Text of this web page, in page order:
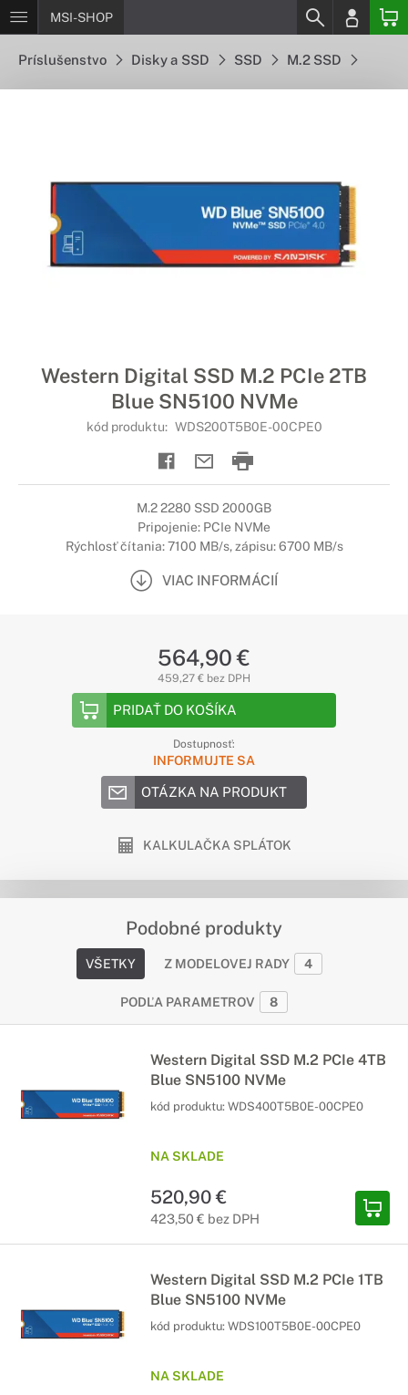
MSI-SHOP
Príslušenstvo Disky a SSD SSD M.2 SSD
Western Digital SSD M.2 PCIe 2TB
Blue SN5100 NVMe
kód produktu: WDS200T5B0E-00CPE0
M.2 2280 SSD 2000GB
Pripojenie: PCIe NVMe
Rýchlosť čítania: 7100 MB/s, zápisu: 6700 MB/s
VIAC INFORMÁCIÍ
564,90 €
459,27 € bez DPH
PRIDAŤ DO KOŠÍKA
Dostupnosť:
INFORMUJTE SA
OTÁZKA NA PRODUKT
KALKULAČKA SPLÁTOK
Podobné produkty
VŠETKY Z MODELOVEJ RADY 4
PODĽA PARAMETROV 8
Western Digital SSD M.2 PCIe 4TB
Blue SN5100 NVMe
kód produktu: WDS400T5B0E-00CPE0
NA SKLADE
520,90 €
423,50 € bez DPH
Western Digital SSD M.2 PCIe 1TB
Blue SN5100 NVMe
kód produktu: WDS100T5B0E-00CPE0
NA SKLADE